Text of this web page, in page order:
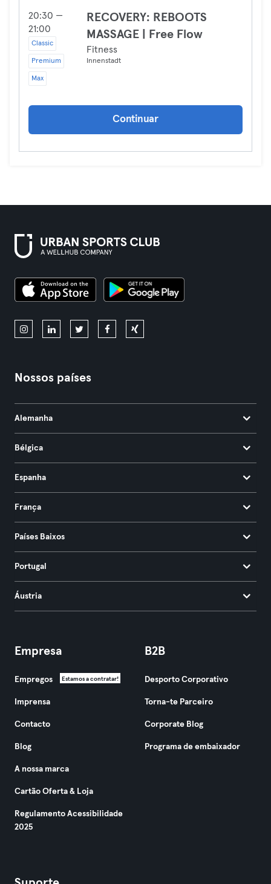
20:30 —
21:00
Classic
Premium
Max
RECOVERY: REBOOTS
MASSAGE | Free Flow
Fitness
Innenstadt
Continuar
Nossos países
Alemanha
Bélgica
Espanha
França
Países Baixos
Portugal
Áustria
Empresa
Empregos Estamos a contratar!
Imprensa
Contacto
Blog
A nossa marca
Cartão Oferta & Loja
Regulamento Acessibilidade
2025
B2B
Desporto Corporativo
Torna-te Parceiro
Corporate Blog
Programa de embaixador